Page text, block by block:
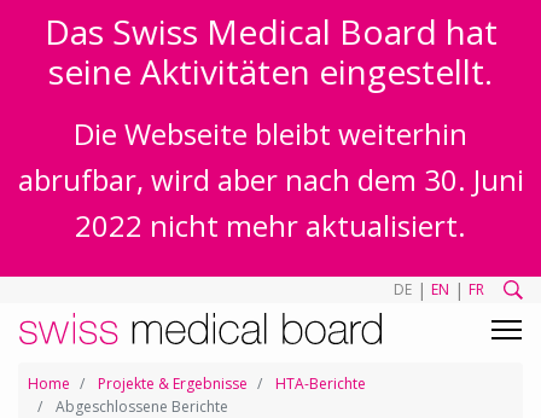
Das Swiss Medical Board hat
seine Aktivitäten eingestellt.
Die Webseite bleibt weiterhin
abrufbar, wird aber nach dem 30. Juni
2022 nicht mehr aktualisiert.
DE | EN | FR
Home Projekte & Ergebnisse
HTA-Berichte
Abgeschlossene Berichte